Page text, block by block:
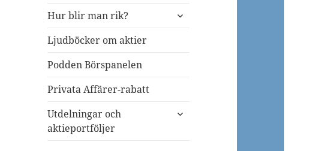
Hur blir man rik?
expandera
Ljudböcker om aktier
Podden Börspanelen
Privata Affärer-rabatt
Utdelningar och
aktieportföljer
expandera